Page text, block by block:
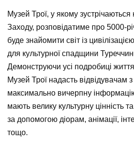
Музей Трої, у якому зустрічаються
Заходу, розповідатиме про 5000-
буде знайомити світ із
для культурної спадщини
Демонструючи усі подробиці
Музей Трої надасть відвідувачам з
максимально вичерпну
мають велику культурну цінність
за допомогою діорам, анімації,
тощо.